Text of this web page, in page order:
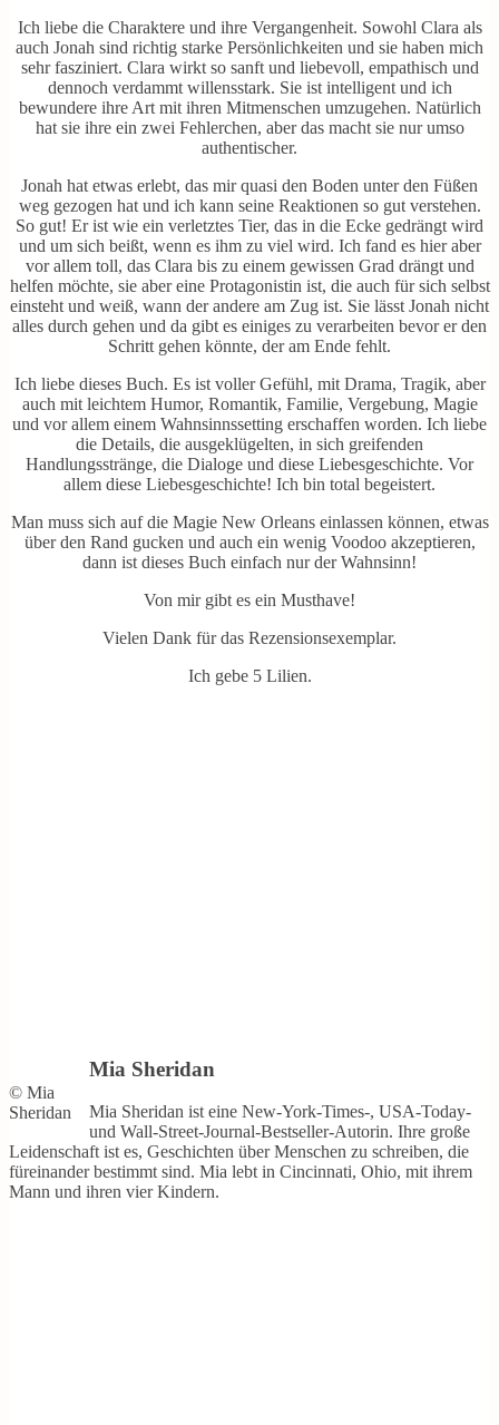
Ich liebe die Charaktere und ihre Vergangenheit. Sowohl Clara als
auch Jonah sind richtig starke Persönlichkeiten und sie haben mich
sehr fasziniert. Clara wirkt so sanft und liebevoll, empathisch und
dennoch verdammt willensstark. Sie ist intelligent und ich
bewundere ihre Art mit ihren Mitmenschen umzugehen. Natürlich
hat sie ihre ein zwei Fehlerchen, aber das macht sie nur umso
authentischer.
Jonah hat etwas erlebt, das mir quasi den Boden unter den Füßen
weg gezogen hat und ich kann seine Reaktionen so gut verstehen.
So gut! Er ist wie ein verletztes Tier, das in die Ecke gedrängt wird
und um sich beißt, wenn es ihm zu viel wird. Ich fand es hier aber
vor allem toll, das Clara bis zu einem gewissen Grad drängt und
helfen möchte, sie aber eine Protagonistin ist, die auch für sich selbst
einsteht und weiß, wann der andere am Zug ist. Sie lässt Jonah nicht
alles durch gehen und da gibt es einiges zu verarbeiten bevor er den
Schritt gehen könnte, der am Ende fehlt.
Ich liebe dieses Buch. Es ist voller Gefühl, mit Drama, Tragik, aber
auch mit leichtem Humor, Romantik, Familie, Vergebung, Magie
und vor allem einem Wahnsinnssetting erschaffen worden. Ich liebe
die Details, die ausgeklügelten, in sich greifenden
Handlungsstränge, die Dialoge und diese Liebesgeschichte. Vor
allem diese Liebesgeschichte! Ich bin total begeistert.
Man muss sich auf die Magie New Orleans einlassen können, etwas
über den Rand gucken und auch ein wenig Voodoo akzeptieren,
dann ist dieses Buch einfach nur der Wahnsinn!
Von mir gibt es ein Musthave!
Vielen Dank für das Rezensionsexemplar.
Ich gebe 5 Lilien.
© Mia
Sheridan
Mia Sheridan
Mia Sheridan ist eine New-York-Times-, USA-Today-
und Wall-Street-Journal-Bestseller-Autorin. Ihre große
Leidenschaft ist es, Geschichten über Menschen zu schreiben, die
füreinander bestimmt sind. Mia lebt in Cincinnati, Ohio, mit ihrem
Mann und ihren vier Kindern.